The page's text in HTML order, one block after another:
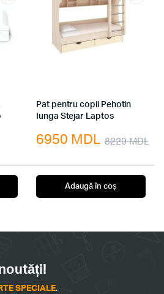
Pat pentru copii Pehotin
Iunga Stejar Laptos
8220MDL
6950 MDL
Adaugă în coș
SPECIALE.